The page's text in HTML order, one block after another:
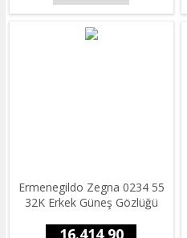
Ermenegildo Zegna 0234 55
32K Erkek Güneş Gözlüğü